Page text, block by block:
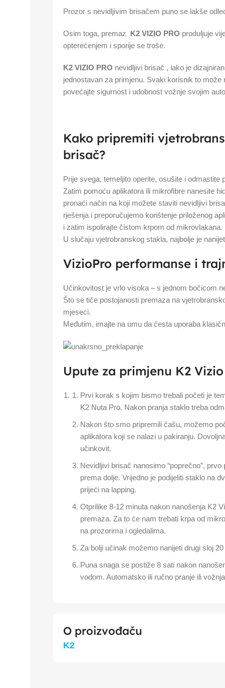
Prozor s nevidljivim brisačem puno se lakše
Osim toga, premaz K2 VIZIO PRO produljuje
opterećenjem i sporije se troše.
K2 VIZIO PRO nevidljivi brisač , iako je
jednostavan za primjenu. Svaki korisnik to
povećajte sigurnost i udobnost vožnje svojim
Kako pripremiti
brisač?
Prije svega, temeljito operite, osušite i odmastite
Zatim pomoću aplikatora ili mikrofibre nanesite
pronaći način na koji možete staviti nevidljivi
rješenja i preporučujemo korištenje priloženog
i zatim ispolirajte čistom krpom od mikrovlakana.
U slučaju vjetrobranskog stakla, najbolje je
VizioPro performanse i
Učinkovitost je vrlo visoka – s jednom bočicom
Što se tiče postojanosti premaza na
mjeseci.
Međutim, imajte na umu da česta uporaba
Upute za primjenu K2
Prvi korak s kojim bismo trebali početi je
K2 Nuta Pro. Nakon pranja staklo treba
Nakon što smo pripremili čašu, možemo
aplikatora koji se nalazi u pakiranju.
učinkovit.
Nevidljivi brisač nanosimo “poprečno”,
prema dolje. Vrijedno je podijeliti staklo na
prijeći na lapping.
Otprilike 8-12 minuta nakon nanošenja K2
premaza. Za to će nam trebati krpa od
na prozorima i ogledalima.
Za bolji učinak možemo nanijeti drugi sloj
Puna snaga se postiže 8 sati nakon
vodom. Automatsko ili ručno pranje ili
O proizvođaču
K2